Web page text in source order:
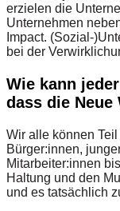
erzielen die
Unternehmen
Impact. (Sozial-
bei der
Wie kann
dass die
Wir alle können
Bürger:innen,
Mitarbeiter:innen
Haltung und den
und es tatsächlich